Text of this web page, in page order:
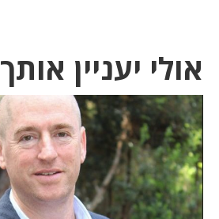
אולי יעניין אותך